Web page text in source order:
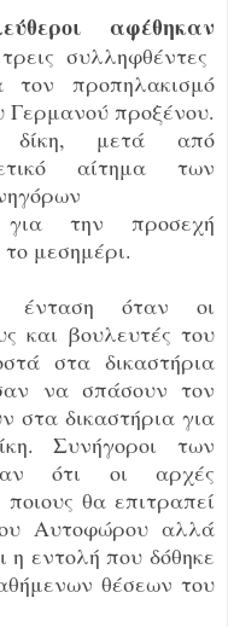
αφέθηκαν
συλληφθέντες
τον προπηλακισμό
Γερμανού προξένου.
μετά από
αίτημα των
για την προσεχή
μεσημέρι.
ένταση όταν οι
και βουλευτές του
στα δικαστήρια
να σπάσουν τον
στα δικαστήρια για
Συνήγοροι των
ότι οι αρχές
θα επιτραπεί
Αυτοφώρου αλλά
η εντολή που δόθηκε
θέσεων του